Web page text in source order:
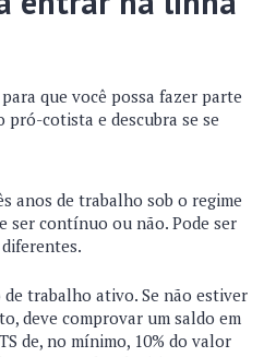
que você possa fazer parte
cotista e descubra se se
anos de trabalho sob o regime
ser contínuo ou não. Pode ser
trabalho ativo. Se não estiver
deve comprovar um saldo em
de, no mínimo, 10% do valor